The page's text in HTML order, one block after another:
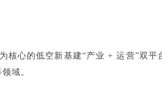
核心的低空新基建“产业 + 运营”双平
域。